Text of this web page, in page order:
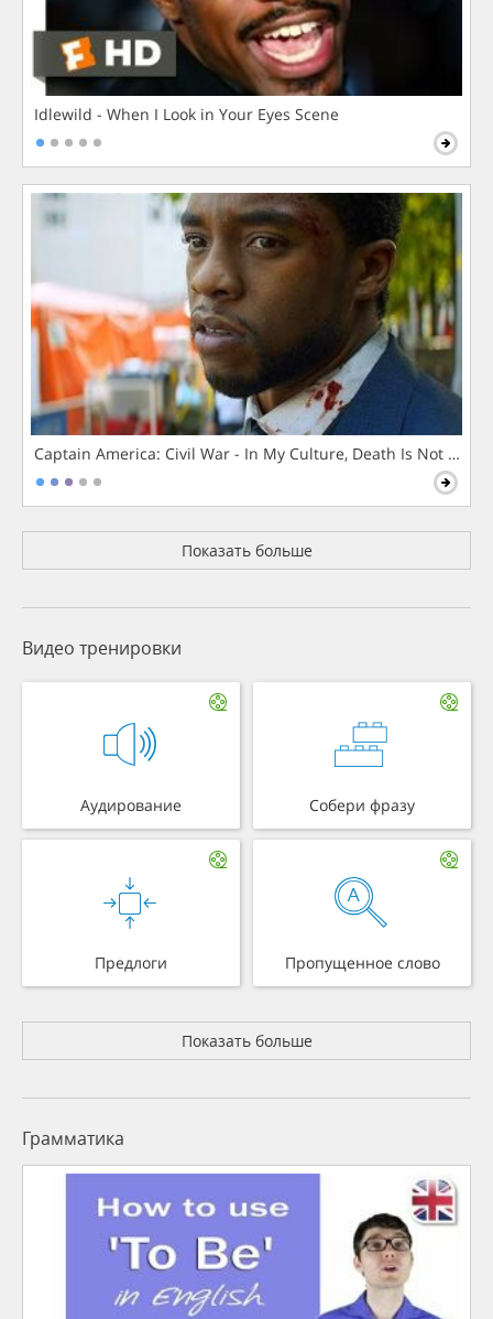
Idlewild - When I Look in Your Eyes Scene
Captain America: Civil War - In My Culture, Death Is Not The
Показать больше
Видео тренировки
Аудирование Собери фразу
Предлоги Пропущенное слово
Показать больше
Грамматика